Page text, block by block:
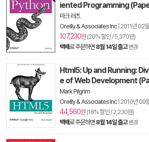
iented Programming
마크 러츠
Oreilly & Associates Inc| 2011년 02월
107,230원 (20% 할인 / 5,370원)
택배로 주문하면 8월 14일 출고 변경
Html5: Up and Running:
e of Web Development
Mark Pilgrim
Oreilly & Associates Inc| 2010년 09
44,560원 (18% 할인 / 2,230원)
택배로 주문하면 8월 14일 출고 변경